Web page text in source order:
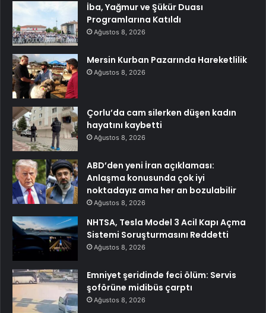
İba, Yağmur ve Şükür Duası
Programlarına Katıldı
Ağustos 8, 2026
Mersin Kurban Pazarında Hareketlilik
Ağustos 8, 2026
Çorlu’da cam silerken düşen kadın
hayatını kaybetti
Ağustos 8, 2026
ABD’den yeni İran açıklaması:
Anlaşma konusunda çok iyi
noktadayız ama her an bozulabilir
Ağustos 8, 2026
NHTSA, Tesla Model 3 Acil Kapı Açma
Sistemi Soruşturmasını Reddetti
Ağustos 8, 2026
Emniyet şeridinde feci ölüm: Servis
şoförüne midibüs çarptı
Ağustos 8, 2026